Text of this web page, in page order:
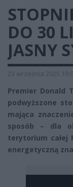
DO 30
JASNY
23 września 2025
Premier Donald
podwyższone
mająca
sposób – dla
terytorium całej
energetyczną